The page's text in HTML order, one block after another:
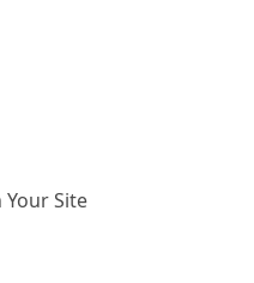
Your Site